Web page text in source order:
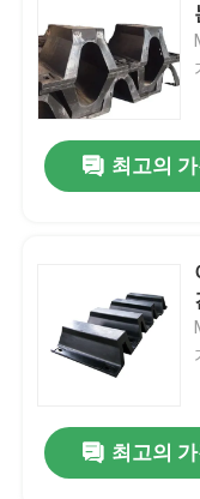
최고의
최고의